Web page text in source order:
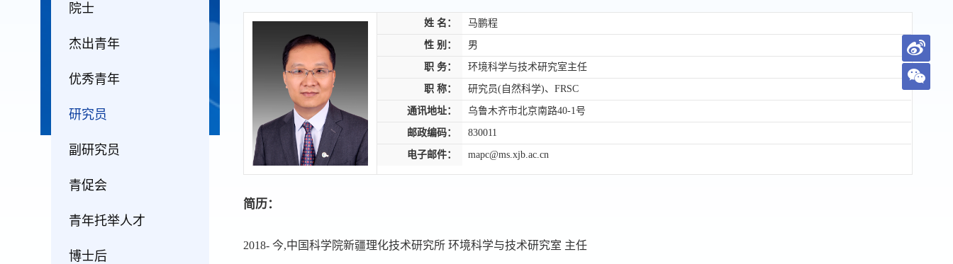
院士
杰出青年
优秀青年
研究员
副研究员
青促会
青年托举人才
博士后
姓 名： 马鹏程
性 别： 男
职 务： 环境科学与技术研究室主任
职 称： 研究员(自然科学)、FRSC
通讯地址： 乌鲁木齐市北京南路40-1号
邮政编码： 830011
电子邮件： mapc@ms.xjb.ac.cn
简历：
2018- 今,中国科学院新疆理化技术研究所 环境科学与技术研究室 主任